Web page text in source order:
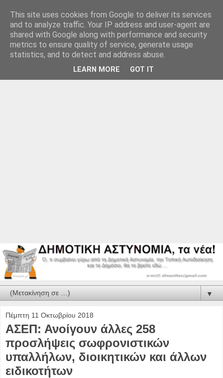
▼
Πέμπτη 11 Οκτωβρίου 2018
ΑΣΕΠ: Ανοίγουν άλλες 258
προσλήψεις σωφρονιστικών
υπαλλήλων, διοικητικών και άλλων
ειδικοτήτων
This site uses cookies from Google to deliver its services
and to analyze traffic. Your IP address and user-agent are
shared with Google along with performance and security
metrics to ensure quality of service, generate usage
statistics, and to detect and address abuse.
LEARN MORE GOT IT